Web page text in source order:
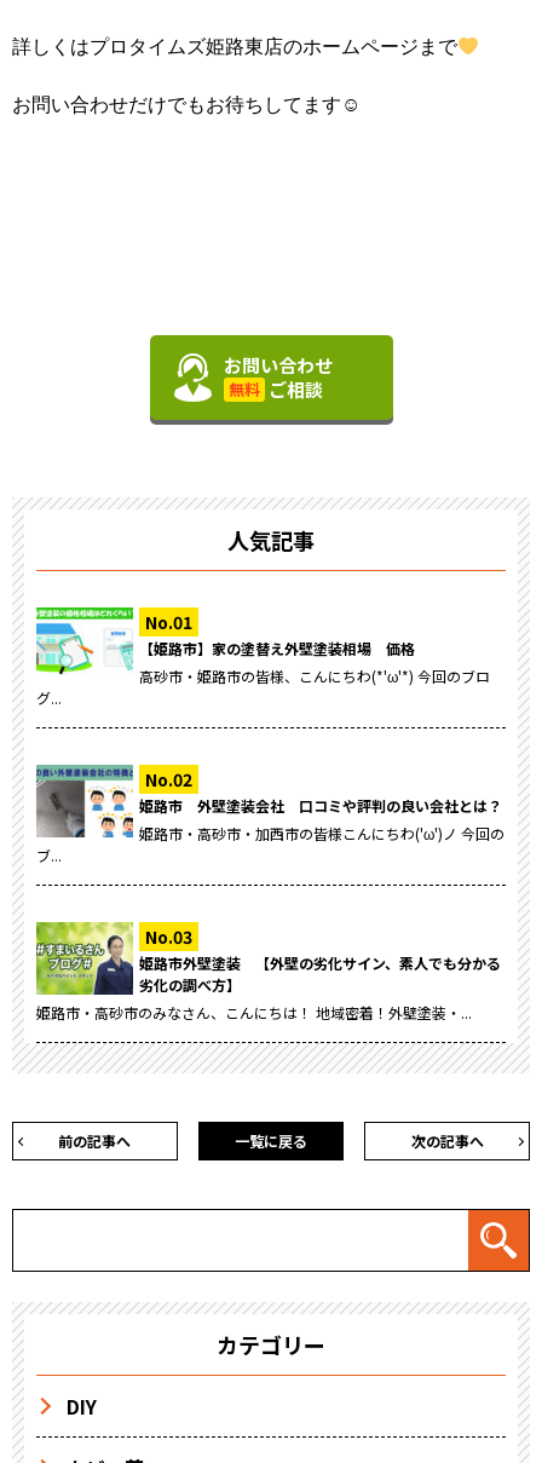
詳しくはプロタイムズ姫路東店のホームページまで
お問い合わせだけでもお待ちしてます☺
お問い合わせ
無料 ご相談
人気記事
【姫路市】家の塗替え外壁塗装相場 価格
高砂市・姫路市の皆様、こんにちわ(*'ω'*) 今回のブロ
グ...
姫路市 外壁塗装会社 口コミや評判の良い会社とは？
姫路市・高砂市・加西市の皆様こんにちわ('ω')ノ 今回の
ブ...
姫路市外壁塗装 【外壁の劣化サイン、素人でも分かる
劣化の調べ方】
姫路市・高砂市のみなさん、こんにちは！ 地域密着！外壁塗装・...
前の記事へ 次の記事へ
一覧に戻る
カテゴリー
DIY